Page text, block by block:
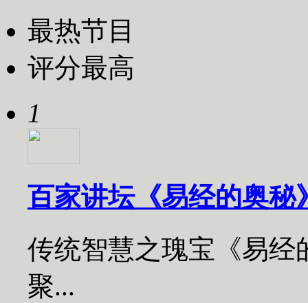
最热节目
评分最高
1
百家讲坛《易经的奥秘
传统智慧之瑰宝《易经
聚...